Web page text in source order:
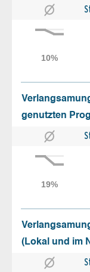
genutzten
(Lokal und im